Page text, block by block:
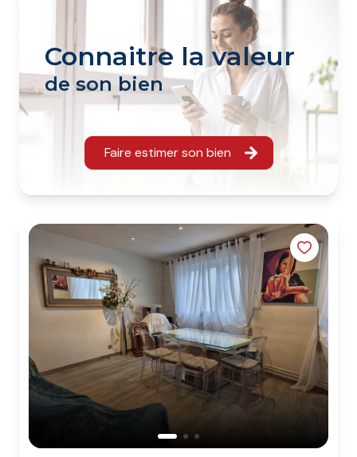
Connaitre la valeur
de son bien
Faire estimer son bien